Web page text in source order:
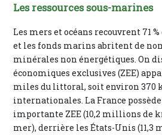
Les ressources sous-marines
Les mers et océans recouvrent 71
et les fonds marins abritent de
minérales non énergétiques. On
économiques exclusives (ZEE)
miles du littoral, soit environ 370
internationales. La France
importante ZEE (10,2 millions de
mer), derrière les États-Unis